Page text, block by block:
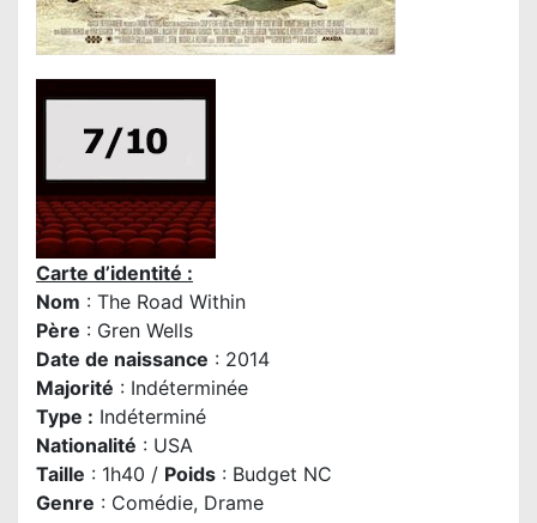
Carte d’identité :
Nom : The Road Within
Père : Gren Wells
Date de naissance : 2014
Majorité : Indéterminée
Type : Indéterminé
Nationalité : USA
Taille : 1h40 / Poids : Budget NC
Genre : Comédie, Drame